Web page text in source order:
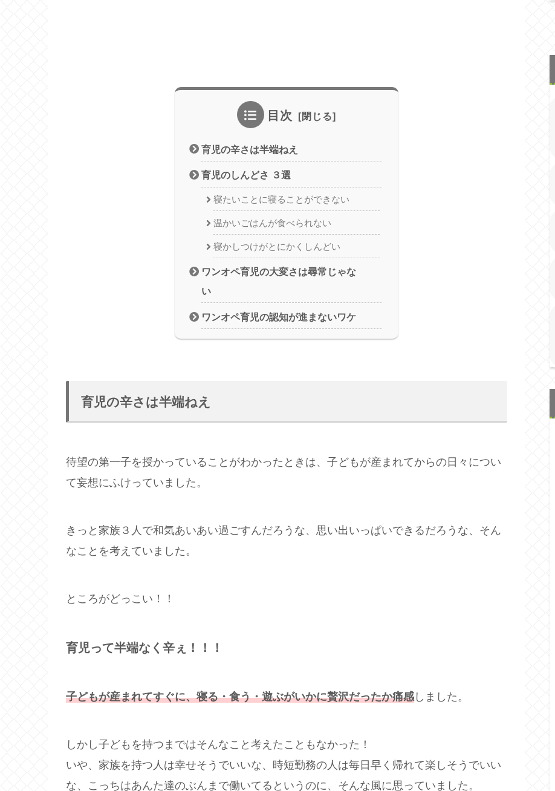
目次
育児の辛さは半端ねえ
育児のしんどさ ３選
寝たいことに寝ることができない
温かいごはんが食べられない
寝かしつけがとにかくしんどい
ワンオペ育児の大変さは尋常じゃな
い
ワンオペ育児の認知が進まないワケ
育児の辛さは半端ねえ
待望の第一子を授かっていることがわかったときは、子どもが産まれてからの日々につい
て妄想にふけっていました。
きっと家族３人で和気あいあい過ごすんだろうな、思い出いっぱいできるだろうな、そん
なことを考えていました。
ところがどっこい！！
育児って半端なく辛ぇ！！！
子どもが産まれてすぐに、寝る・食う・遊ぶがいかに贅沢だったか痛感 しました。
しかし子どもを持つまではそんなこと考えたこともなかった！
いや、家族を持つ人は幸せそうでいいな、時短勤務の人は毎日早く帰れて楽しそうでいい
な、こっちはあんた達のぶんまで働いてるというのに、そんな風に思っていました。